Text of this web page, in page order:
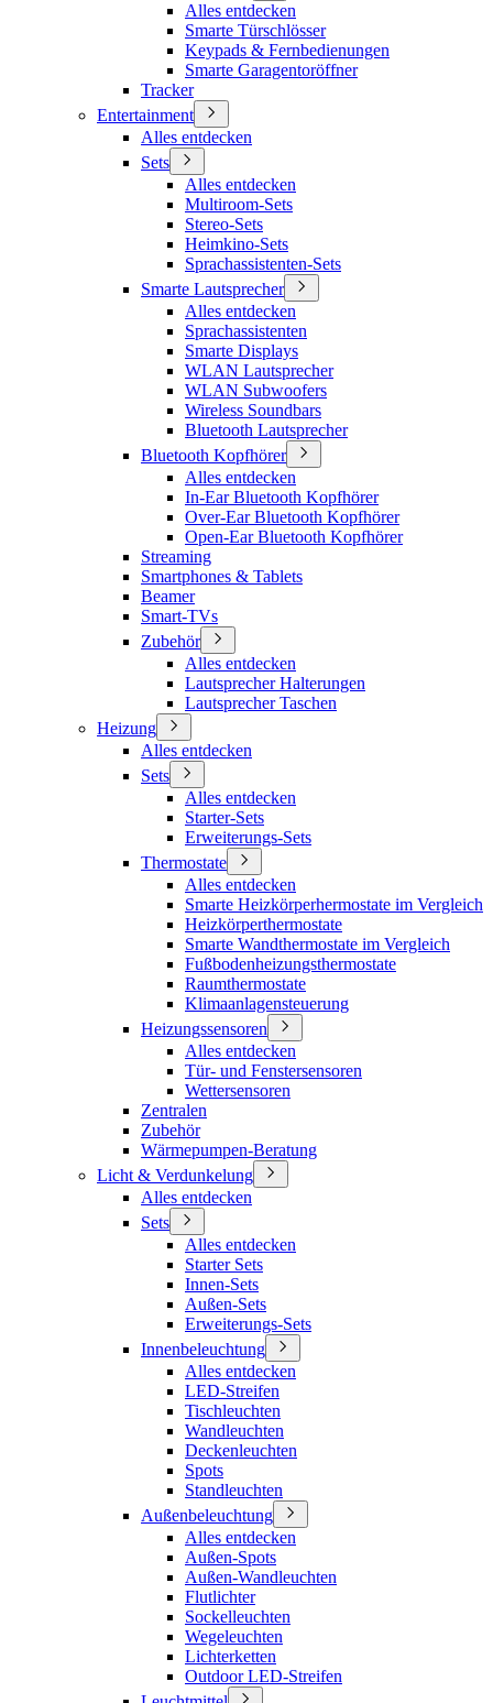
Alles entdecken
Smarte Türschlösser
Keypads & Fernbedienungen
Smarte Garagentoröffner
Tracker
Entertainment
Alles entdecken
Sets
Alles entdecken
Multiroom-Sets
Stereo-Sets
Heimkino-Sets
Sprachassistenten-Sets
Smarte Lautsprecher
Alles entdecken
Sprachassistenten
Smarte Displays
WLAN Lautsprecher
WLAN Subwoofers
Wireless Soundbars
Bluetooth Lautsprecher
Bluetooth Kopfhörer
Alles entdecken
In-Ear Bluetooth Kopfhörer
Over-Ear Bluetooth Kopfhörer
Open-Ear Bluetooth Kopfhörer
Streaming
Smartphones & Tablets
Beamer
Smart-TVs
Zubehör
Alles entdecken
Lautsprecher Halterungen
Lautsprecher Taschen
Heizung
Alles entdecken
Sets
Alles entdecken
Starter-Sets
Erweiterungs-Sets
Thermostate
Alles entdecken
Smarte Heizkörperhermostate im Vergleich
Heizkörperthermostate
Smarte Wandthermostate im Vergleich
Fußbodenheizungsthermostate
Raumthermostate
Klimaanlagensteuerung
Heizungssensoren
Alles entdecken
Tür- und Fenstersensoren
Wettersensoren
Zentralen
Zubehör
Wärmepumpen-Beratung
Licht & Verdunkelung
Alles entdecken
Sets
Alles entdecken
Starter Sets
Innen-Sets
Außen-Sets
Erweiterungs-Sets
Innenbeleuchtung
Alles entdecken
LED-Streifen
Tischleuchten
Wandleuchten
Deckenleuchten
Spots
Standleuchten
Außenbeleuchtung
Alles entdecken
Außen-Spots
Außen-Wandleuchten
Flutlichter
Sockelleuchten
Wegeleuchten
Lichterketten
Outdoor LED-Streifen